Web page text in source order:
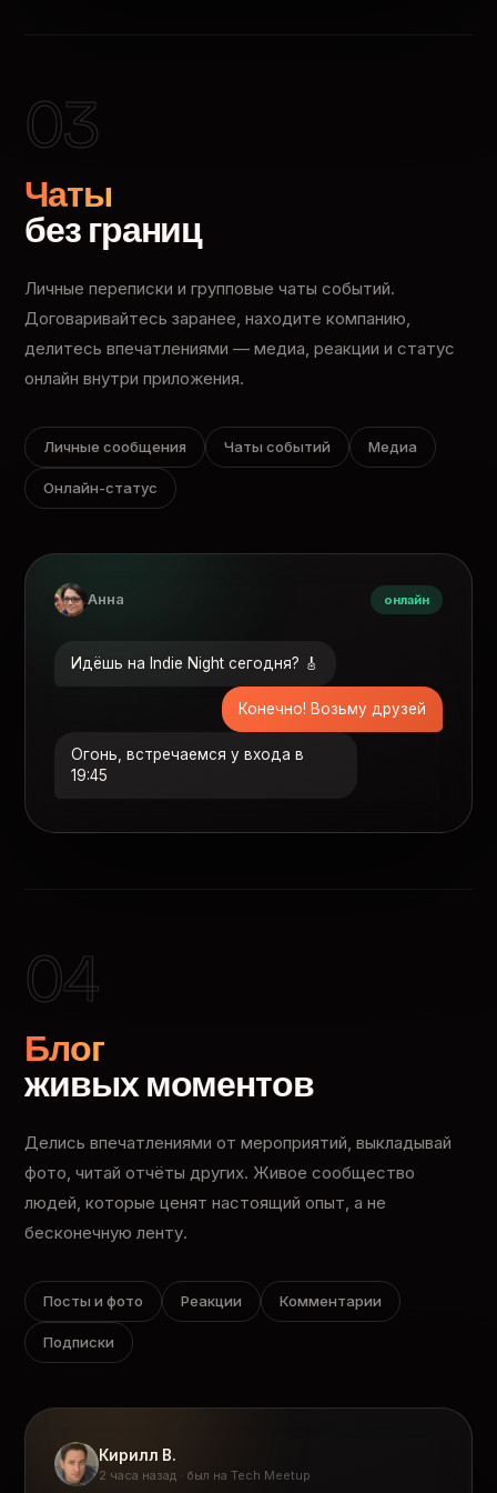
03
Чаты
без границ
Личные переписки и групповые чаты событий.
Договаривайтесь заранее, находите компанию,
делитесь впечатлениями — медиа, реакции и статус
онлайн внутри приложения.
Личные сообщения Чаты событий Медиа
Онлайн-статус
Анна онлайн
Идёшь на Indie Night сегодня? 🎸
Конечно! Возьму друзей
Огонь, встречаемся у входа в
19:45
04
Блог
живых моментов
Делись впечатлениями от мероприятий, выкладывай
фото, читай отчёты других. Живое сообщество
людей, которые ценят настоящий опыт, а не
бесконечную ленту.
Посты и фото Реакции Комментарии
Подписки
Кирилл В.
2 часа назад · был на Tech Meetup